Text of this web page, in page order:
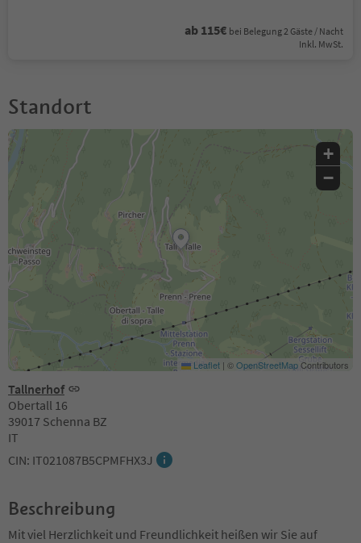
ab 115€ bei Belegung 2 Gäste / Nacht
Inkl. MwSt.
Standort
Tallnerhof
Obertall 16
39017 Schenna BZ
IT
CIN: IT021087B5CPMFHX3J
+
−
Leaflet | ©OpenStreetMapContributors
Beschreibung
Mit viel Herzlichkeit und Freundlichkeit heißen wir Sie auf